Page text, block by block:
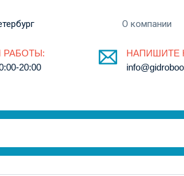
О компании
20:00
НАПИШИТЕ